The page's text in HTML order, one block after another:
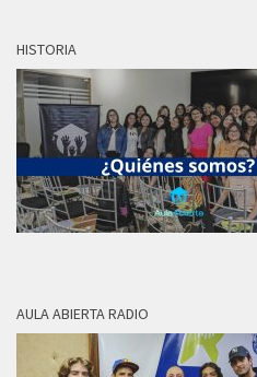
HISTORIA
AULA ABIERTA RADIO